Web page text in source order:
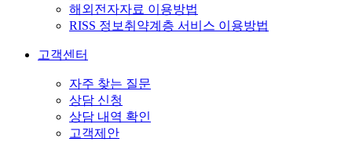
해외전자자료 이용방법
RISS 정보취약계층 서비스 이용방법
고객센터
자주 찾는 질문
상담 신청
상담 내역 확인
고객제안